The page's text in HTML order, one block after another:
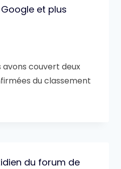
et plus
couvert deux
du classement
du forum de